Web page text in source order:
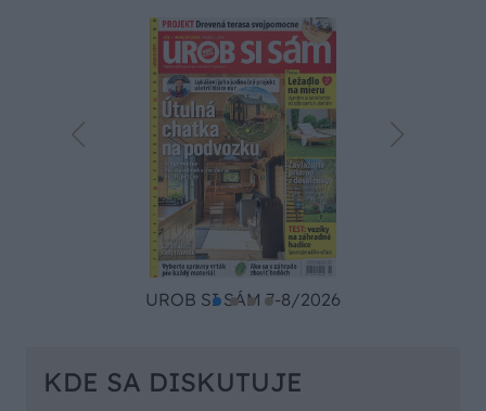
UROB SI SÁM 7-8/2026
KDE SA DISKUTUJE